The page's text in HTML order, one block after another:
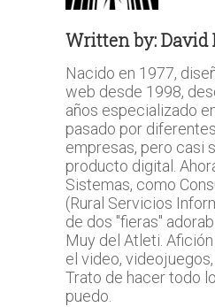
Written by:David
Nacido en 1977,
web desde 1998,
años especializado
pasado por
empresas, pero casi
producto digital.
Sistemas, como
(Rural Servicios
de dos "fieras"
Muy del Atleti.
el video, videojuegos,
Trato de hacer todo
puedo.